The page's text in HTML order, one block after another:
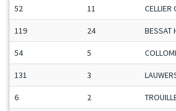
52 11 CELLIER
119 24 BESSAT
54 5
131 3
6 2